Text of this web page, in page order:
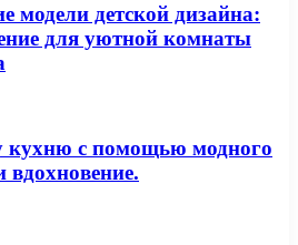
модели детской дизайна:
для уютной комнаты
кухню с помощью модного
вдохновение.